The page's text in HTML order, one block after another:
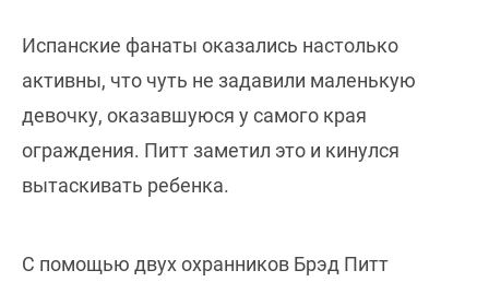
Испанские фанаты оказались настолько
активны, что чуть не задавили маленькую
девочку, оказавшуюся у самого края
ограждения. Питт заметил это и кинулся
вытаскивать ребенка.
С помощью двух охранников Брэд Питт